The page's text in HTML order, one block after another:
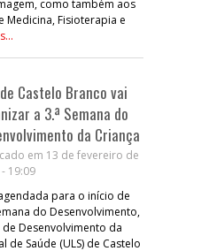
como também aos
Medicina, Fisioterapia e
Castelo Branco vai
a 3.ª Semana do
da Criança
em 13 de fevereiro de
19:09
para o início de
do Desenvolvimento,
Desenvolvimento da
de Saúde (ULS) de Castelo